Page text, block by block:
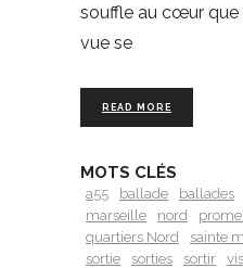
souffle au cœur que
vue se
READ MORE
MOTS CLÉS
a55 ballade ballades
marseille
nord
quartiers Nord
sainte
sortie
sorties sortir